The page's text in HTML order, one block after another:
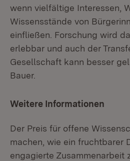
wenn vielfältige Interessen,
Wissensstände von
einfließen. Forschung wird
erlebbar und auch der
Gesellschaft kann besser
Bauer.
Weitere Informationen
Der Preis für offene
machen, wie ein fruchtbarer
engagierte Zusammenarbeit